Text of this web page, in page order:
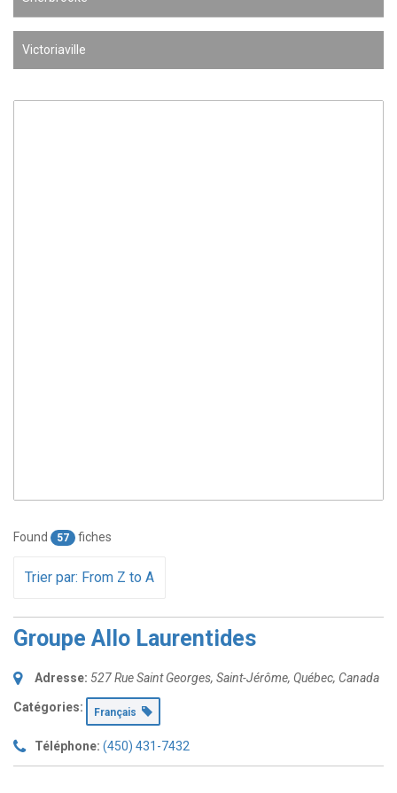
Victoriaville
Found 57 fiches
Trier par: From Z to A
Groupe Allo Laurentides
Adresse: 527 Rue Saint Georges, Saint-Jérôme, Québec, Canada
Catégories: Français
Téléphone: (450) 431-7432